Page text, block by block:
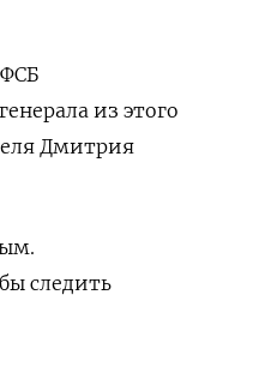
из этого
Дмитрия
следить